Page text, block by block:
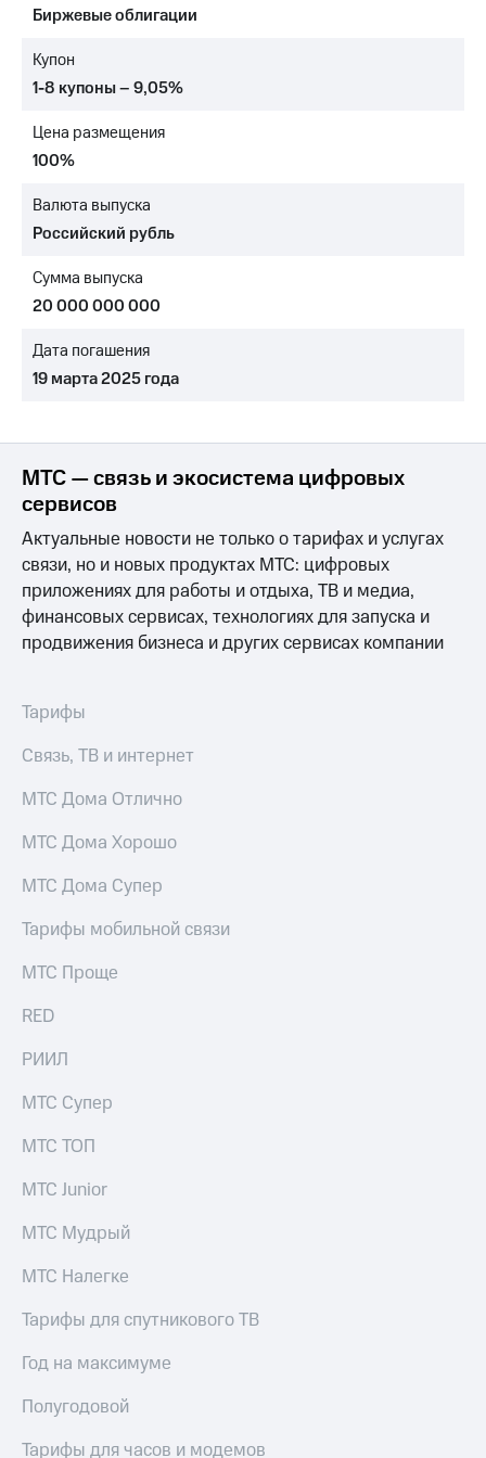
Достижения
Интервью
отчетность
Контакты
Пригласить
спикера
и акционерам
Корпоративное
управление
секретарь
Раскрытие
информации
Информация
акционерам
Документы
ПАО
"МТС"
Собрания
акционеров
Личный
Контроль
аудит
акций
Описание
Программа
приобретения
выкупа
акций
Еврооблигации-2023
о
именных
Другое
Регистратор
Контакты
развитие
деловая этика
Биржевые облигации
Купон
1-8 купоны – 9,05%
Цена размещения
100%
Валюта выпуска
Российский рубль
Сумма выпуска
20 000 000 000
Дата погашения
19 марта 2025 года
МТС — связь и экосистема цифровых
сервисов
Актуальные новости не только о тарифах и услугах
связи, но и новых продуктах МТС: цифровых
приложениях для работы и отдыха, ТВ и медиа,
финансовых сервисах, технологиях для запуска и
продвижения бизнеса и других сервисах компании
Тарифы
Связь, ТВ и интернет
МТС Дома Отлично
МТС Дома Хорошо
МТС Дома Супер
Тарифы мобильной связи
МТС Проще
RED
РИИЛ
МТС Супер
МТС ТОП
МТС Junior
МТС Мудрый
МТС Налегке
Тарифы для спутникового ТВ
Год на максимуме
Полугодовой
Тарифы для часов и модемов